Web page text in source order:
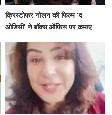
क्रिस्टोफर नोलन की फिल्म 'द
ओडिसी' ने बॉक्स ऑफिस पर कमाए